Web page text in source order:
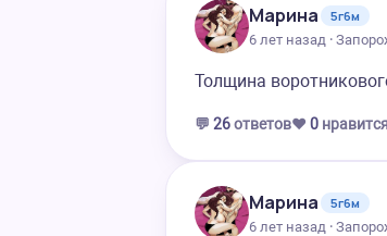
Марина
5г6м
6 лет назад ·
Толщина
💬 26ответов❤️ 0
Марина
5г6м
6 лет назад ·